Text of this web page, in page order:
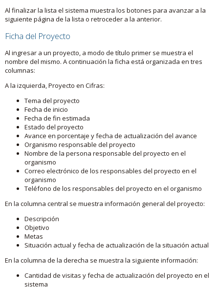
Al finalizar la lista el sistema muestra los botones para avanzar a la
siguiente página de la lista o retroceder a la anterior.
Ficha del Proyecto
Al ingresar a un proyecto, a modo de título primer se muestra el
nombre del mismo. A continuación la ficha está organizada en tres
columnas:
A la izquierda, Proyecto en Cifras:
Tema del proyecto
Fecha de inicio
Fecha de fin estimada
Estado del proyecto
Avance en porcentaje y fecha de actualización del avance
Organismo responsable del proyecto
Nombre de la persona responsable del proyecto en el
organismo
Correo electrónico de los responsables del proyecto en el
organismo
Teléfono de los responsables del proyecto en el organismo
En la columna central se muestra información general del proyecto:
Descripción
Objetivo
Metas
Situación actual y fecha de actualización de la situación actual
En la columna de la derecha se muestra la siguiente información:
Cantidad de visitas y fecha de actualización del proyecto en el
sistema